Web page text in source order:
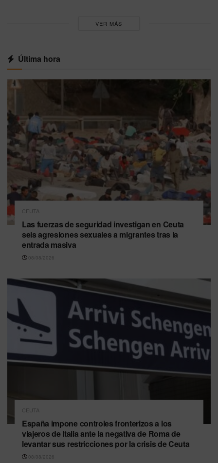
VER MÁS
Última hora
CEUTA
Las fuerzas de seguridad investigan en Ceuta
seis agresiones sexuales a migrantes tras la
entrada masiva
08/08/2026
CEUTA
España impone controles fronterizos a los
viajeros de Italia ante la negativa de Roma de
levantar sus restricciones por la crisis de Ceuta
08/08/2026